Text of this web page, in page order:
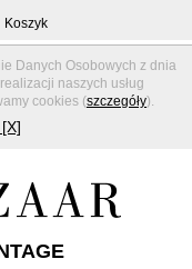
Danych Osobowych z dnia
naszych usług
cookies (szczegóły).
Koszyk